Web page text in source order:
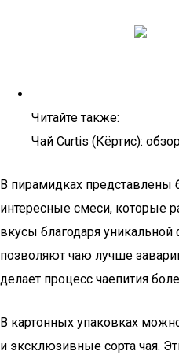
Читайте также:
Чай Curtis (Кёртис):
В пирамидках представлены
интересные смеси, которые
вкусы благодаря
позволяют чаю лучше
делает процесс чаепития
В картонных упаковках
и эксклюзивные сорта чая.